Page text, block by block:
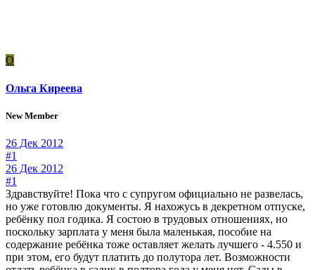
О
Ольга Киреева
New Member
26 Дек 2012
#1
26 Дек 2012
#1
Здравствуйте! Пока что с супругом официально не развелась,
но уже готовлю документы. Я нахожусь в декретном отпуске,
ребёнку пол годика. Я состою в трудовых отношениях, но
поскольку зарплата у меня была маленькая, пособие на
содержание ребёнка тоже оставляет желать лучшего - 4.550 и
при этом, его будут платить до полутора лет. Возможности